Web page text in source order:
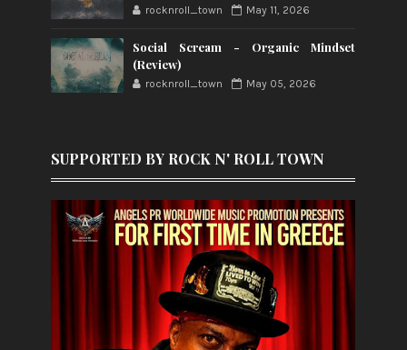
rocknroll_town May 11, 2026
Social Scream - Organic Mindset
(Review)
rocknroll_town May 05, 2026
SUPPORTED BY ROCK N' ROLL TOWN